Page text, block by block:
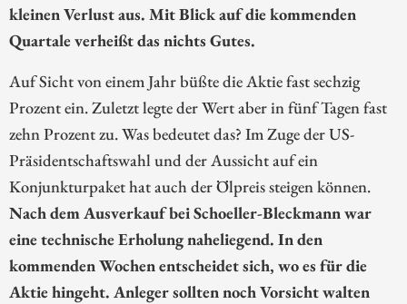
kleinen Verlust aus. Mit Blick auf die kommenden
Quartale verheißt das nichts Gutes.
Auf Sicht von einem Jahr büßte die Aktie fast sechzig
Prozent ein. Zuletzt legte der Wert aber in fünf Tagen fast
zehn Prozent zu. Was bedeutet das? Im Zuge der US-
Präsidentschaftswahl und der Aussicht auf ein
Konjunkturpaket hat auch der Ölpreis steigen können.
Nach dem Ausverkauf bei Schoeller-Bleckmann war
eine technische Erholung naheliegend. In den
kommenden Wochen entscheidet sich, wo es für die
Aktie hingeht. Anleger sollten noch Vorsicht walten